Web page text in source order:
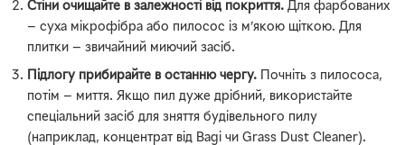
Стіни очищайте в залежності від покриття. Для фарбованих
— суха мікрофібра або пилосос із м’якою щіткою. Для
плитки — звичайний миючий засіб.
Підлогу прибирайте в останню чергу. Почніть з пилососа,
потім — миття. Якщо пил дуже дрібний, використайте
спеціальний засіб для зняття будівельного пилу
(наприклад, концентрат від Bagi чи Grass Dust Cleaner).